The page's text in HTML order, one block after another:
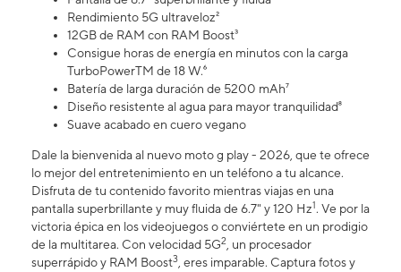
Rendimiento 5G ultraveloz²
12GB de RAM con RAM Boost³
Consigue horas de energía en minutos con la carga
TurboPowerTM de 18 W.⁶
Batería de larga duración de 5200 mAh⁷
Diseño resistente al agua para mayor tranquilidad⁸
Suave acabado en cuero vegano
Dale la bienvenida al nuevo moto g play - 2026, que te ofrece
lo mejor del entretenimiento en un teléfono a tu alcance.
Disfruta de tu contenido favorito mientras viajas en una
pantalla superbrillante y muy fluida de 6.7" y 120 Hz1. Ve por la
victoria épica en los videojuegos o conviértete en un prodigio
de la multitarea. Con velocidad 5G2, un procesador
superrápido y RAM Boost3, eres imparable. Captura fotos y